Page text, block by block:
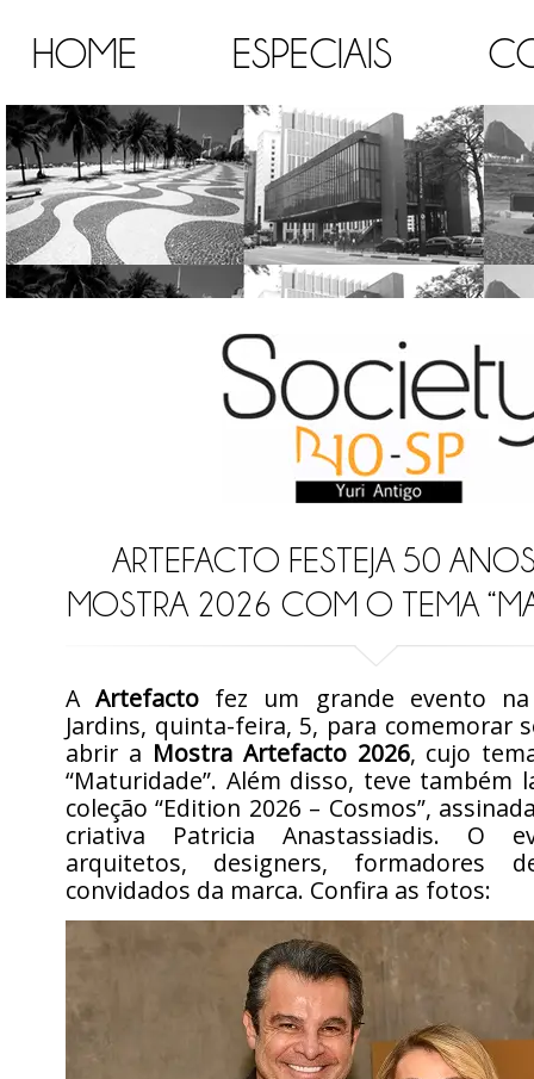
HOME ESPECIAIS
ARTEFACTO FESTEJA 50
MOSTRA 2026 COM O TEMA
AArtefacto fez um grande evento
Jardins, quinta-feira, 5, para comemorar
abrir a Mostra Artefacto 2026, cujo
“Maturidade”. Além disso, teve também
coleção “Edition 2026 – Cosmos”,
criativa Patricia Anastassiadis. O
arquitetos, designers, formadores
convidados da marca. Confira as fotos: